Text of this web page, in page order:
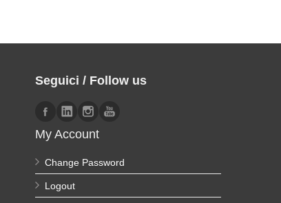
Seguici / Follow us
My Account
Change Password
Logout